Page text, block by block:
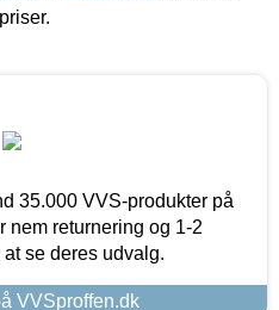
35.000 VVS-produkter på
nem returnering og 1-2
se deres udvalg.
VVSproffen.dk